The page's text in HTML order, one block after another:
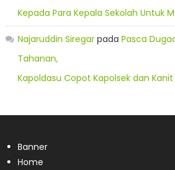
Kepada Para Kepala Sekolah Untuk
Najaruddin Siregarpada Pasca
Tahanan,
Kapoldasu Copot Kapolsek dan
Banner
Home